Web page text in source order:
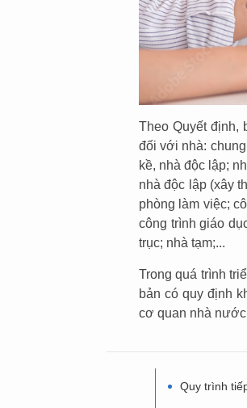
Theo Quyết định,
đối với nhà:
kề, nhà độc lập;
nhà độc lập (xây
phòng làm việc;
công trình giáo
trục; nhà tạm;...
Trong quá trình
bản có quy định
cơ quan nhà
Quy trình